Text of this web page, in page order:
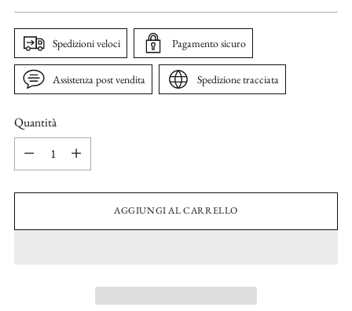
Spedizioni veloci Pagamento sicuro
Assistenza post vendita Spedizione tracciata
Quantità
Quantità
AGGIUNGI AL CARRELLO